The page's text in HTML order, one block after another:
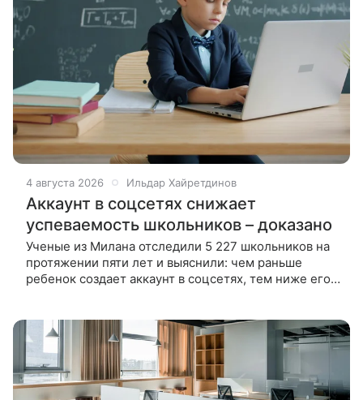
4 августа 2026 Ильдар Хайретдинов
Аккаунт в соцсетях снижает
успеваемость школьников – доказано
Ученые из Милана отследили 5 227 школьников на
протяжении пяти лет и выяснили: чем раньше
ребенок создает аккаунт в соцсетях, тем ниже его